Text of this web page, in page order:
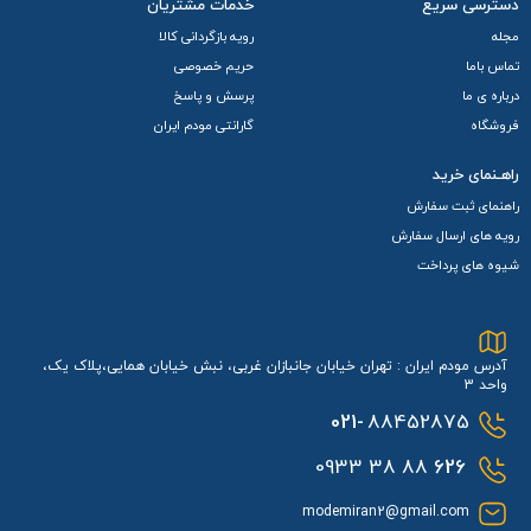
باتری 3000 میلی‌آمپر ساعتی است و شارژ دستگاه از طریق پورت
USB Type-C انجام می‌شود و از فناوری شارژ سریع نیز پشتیبانی
می‌کند، که زمان شارژ را به حداقل می‌رساند و بهره‌وری را افزایش
دیتا شیت یا فایل راهنما
جهت مشاهده فایل راهنما کلیک کنید
دسترسی سریع
مجله
تماس باما
درباره ی ما
فروشگاه
خدمات مشتریان
رویه بازگردانی کالا
حریم خصوصی
پرسش و پاسخ
گارانتی مودم ایران
راهـنمای خرید
راهنمای ثبت سفارش
رویه های ارسال سفارش
شیوه های پرداخت
آدرس مودم ایران : تهران خیابان جانبازان غربی، نبش خیابان همایی،پلاک یک،
واحد 3
021-88452875
626
88 38 0933
modemiran2@gmail.com